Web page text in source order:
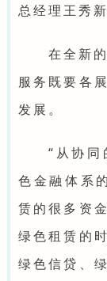
总经理王秀新
在全新
服务既要各
发展。
“从协
色金融体系
赁的很多资
绿色租赁的
绿色信贷、